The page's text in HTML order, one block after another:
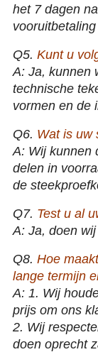
het 7 dagen
Q5. Kunt u
A: Ja, kunnen
technische
vormen en de
Q6. Wat is uw
A: Wij kunnen
delen in
de
Q7. Test u al
A: Ja, doen
Q8. Hoe
lange termijn
A: 1. Wij
prijs om ons
2. Wij
doen oprecht